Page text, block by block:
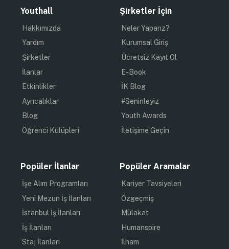
Youthall
Hakkımızda
Yardım
Şirketler
İlanlar
Etkinlikler
Ayrıcalıklar
Blog
Öğrenci Kulüpleri
Şirketler İçin
Neler Yaparız?
Kurumsal Giriş
Ücretsiz Kayıt Ol
E-Book
İK Blog
#Seninleyiz
Youth Awards
İletişime Geçin
Popüler İlanlar
İşe Alım Programları
Yeni Mezun İş İlanları
İstanbul İş İlanları
İş İlanları
Staj İlanları
Popüler Aramalar
Kariyer Tavsiyeleri
Özgeçmiş
Mülakat
Humanspire
İlham